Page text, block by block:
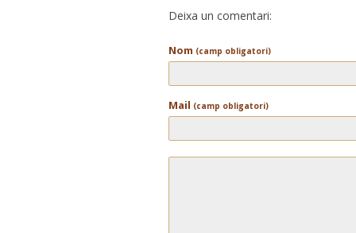
Deixa un comentari:
Nom (camp obligatori)
Mail (camp obligatori)